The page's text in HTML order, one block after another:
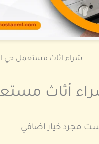
شراء اثاث مستعمل حي
أثاث
مجرد خيار اضافي